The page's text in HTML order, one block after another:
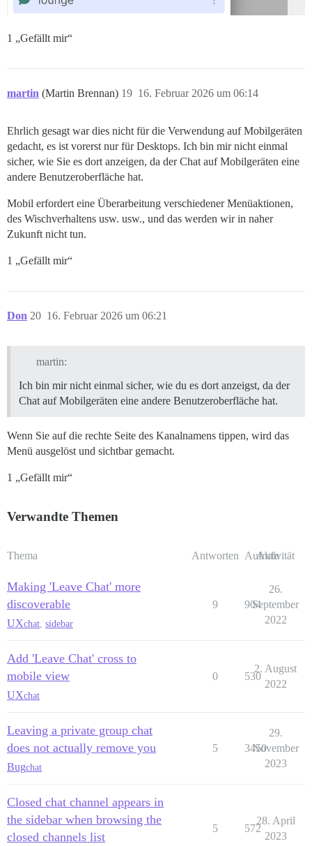
1 „Gefällt mir“
martin (Martin Brennan) 16. Februar 2026 um 06:14
19
Ehrlich gesagt war dies nicht für die Verwendung auf Mobilgeräten
gedacht, es ist vorerst nur für Desktops. Ich bin mir nicht einmal
sicher, wie Sie es dort anzeigen, da der Chat auf Mobilgeräten eine
andere Benutzeroberfläche hat.
Mobil erfordert eine Überarbeitung verschiedener Menüaktionen,
des Wischverhaltens usw. usw., und das werden wir in naher
Zukunft nicht tun.
1 „Gefällt mir“
Don 16. Februar 2026 um 06:21
20
martin:
Ich bin mir nicht einmal sicher, wie du es dort anzeigst, da der
Chat auf Mobilgeräten eine andere Benutzeroberfläche hat.
Wenn Sie auf die rechte Seite des Kanalnamens tippen, wird das
Menü ausgelöst und sichtbar gemacht.
1 „Gefällt mir“
Verwandte Themen
Thema Antworten Aufrufe
Aktivität
Making 'Leave Chat' more
discoverable
UXchat sidebar
9 904
26.
September
2022
Add 'Leave Chat' cross to
mobile view
UXchat
0 530
2. August
2022
Leaving a private group chat
does not actually remove you
Bugchat
5 3450
29.
November
2023
Closed chat channel appears in
the sidebar when browsing the
closed channels list
5 572
28. April
2023